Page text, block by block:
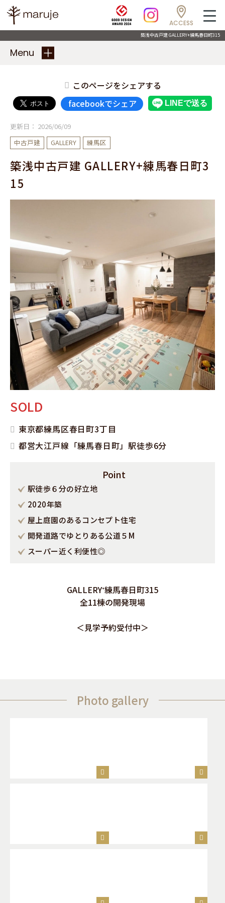
ACCESS
築浅中古戸建 GALLERY+練馬春日町315
Menu
築浅中古戸建 GALLERY+練馬春日町3
15
このページをシェアする
facebookでシェア
更新日： 2026/06/09
中古戸建
GALLERY 練馬区
Point
駅徒歩６分の好立地
2020年築
屋上庭園のあるコンセプト住宅
開発道路でゆとりある公道５M
スーパー近く利便性◎
SOLD
東京都練馬区春日町3丁目
都営大江戸線「練馬春日町」駅徒歩6分
GALLERY⁺練馬春日町315
全11棟の開発現場
＜見学予約受付中＞
Photo gallery